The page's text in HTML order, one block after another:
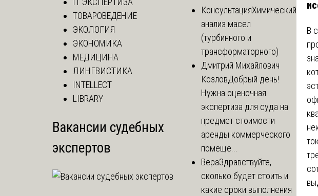
В
ТОВАРОВЕДЕНИЕ
ЭКОЛОГИЯ
ЭКОНОМИКА
МЕДИЦИНА
ЛИНГВИСТИКА
INTELLECT
LIBRARY
Вакансии судебных
экспертов
КонсультацияХимический
анализ масел
(турбинного и
трансформаторного)
Дмитрий Михайлович
КозловДобрый день!
Нужна оценочная
экспертиза для суда на
предмет стоимости
аренды коммерческого
помеще...
ВераЗдравствуйте,
сколько будет стоить и
какие сроки выполнения